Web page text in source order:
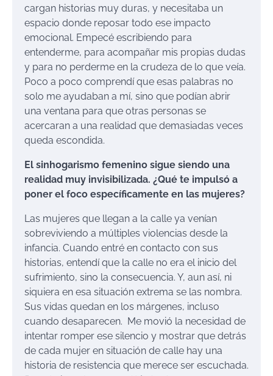
cargan historias muy duras, y necesitaba un
espacio donde reposar todo ese impacto
emocional. Empecé escribiendo para
entenderme, para acompañar mis propias dudas
y para no perderme en la crudeza de lo que veía.
Poco a poco comprendí que esas palabras no
solo me ayudaban a mí, sino que podían abrir
una ventana para que otras personas se
acercaran a una realidad que demasiadas veces
queda escondida.
El sinhogarismo femenino sigue siendo una
realidad muy invisibilizada. ¿Qué te impulsó a
poner el foco específicamente en las mujeres?
Las mujeres que llegan a la calle ya venían
sobreviviendo a múltiples violencias desde la
infancia. Cuando entré en contacto con sus
historias, entendí que la calle no era el inicio del
sufrimiento, sino la consecuencia. Y, aun así, ni
siquiera en esa situación extrema se las nombra.
Sus vidas quedan en los márgenes, incluso
cuando desaparecen. Me movió la necesidad de
intentar romper ese silencio y mostrar que detrás
de cada mujer en situación de calle hay una
historia de resistencia que merece ser escuchada.